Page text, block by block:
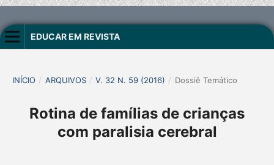
EDUCAR EM REVISTA
INÍCIO / ARQUIVOS / V. 32 N. 59 (2016) / Dossiê Temático
Rotina de famílias de crianças
com paralisia cerebral